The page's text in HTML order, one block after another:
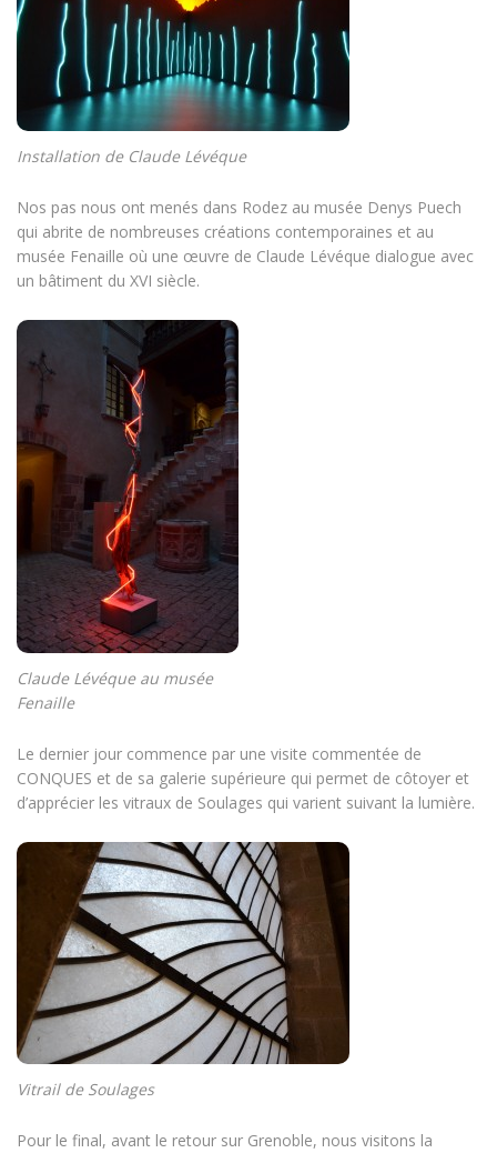
Installation de Claude Lévéque
Nos pas nous ont menés dans Rodez au musée Denys Puech
qui abrite de nombreuses créations contemporaines et au
musée Fenaille où une œuvre de Claude Lévéque dialogue avec
un bâtiment du XVI siècle.
Claude Lévéque au musée
Fenaille
Le dernier jour commence par une visite commentée de
CONQUES et de sa galerie supérieure qui permet de côtoyer et
d’apprécier les vitraux de Soulages qui varient suivant la lumière.
Vitrail de Soulages
Pour le final, avant le retour sur Grenoble, nous visitons la